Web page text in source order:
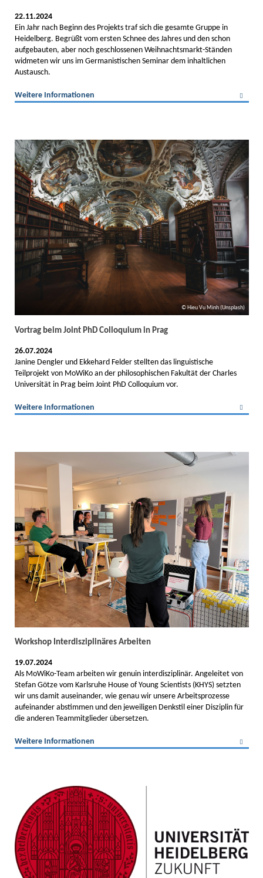
22.11.2024
Ein Jahr nach Beginn des Projekts traf sich die gesamte Gruppe in
Heidelberg. Begrüßt vom ersten Schnee des Jahres und den schon
aufgebauten, aber noch geschlossenen Weihnachtsmarkt-Ständen
widmeten wir uns im Germanistischen Seminar dem inhaltlichen
Austausch.
Weitere Informationen
Hieu Vu Minh (Unsplash)
Vortrag beim Joint PhD Colloquium in Prag
26.07.2024
Janine Dengler und Ekkehard Felder stellten das linguistische
Teilprojekt von MoWiKo an der philosophischen Fakultät der Charles
Universität in Prag beim Joint PhD Colloquium vor.
Weitere Informationen
Workshop Interdisziplinäres Arbeiten
19.07.2024
Als MoWiKo-Team arbeiten wir genuin interdisziplinär. Angeleitet von
Stefan Götze vom Karlsruhe House of Young Scientists (KHYS) setzten
wir uns damit auseinander, wie genau wir unsere Arbeitsprozesse
aufeinander abstimmen und den jeweiligen Denkstil einer Disziplin für
die anderen Teammitglieder übersetzen.
Weitere Informationen